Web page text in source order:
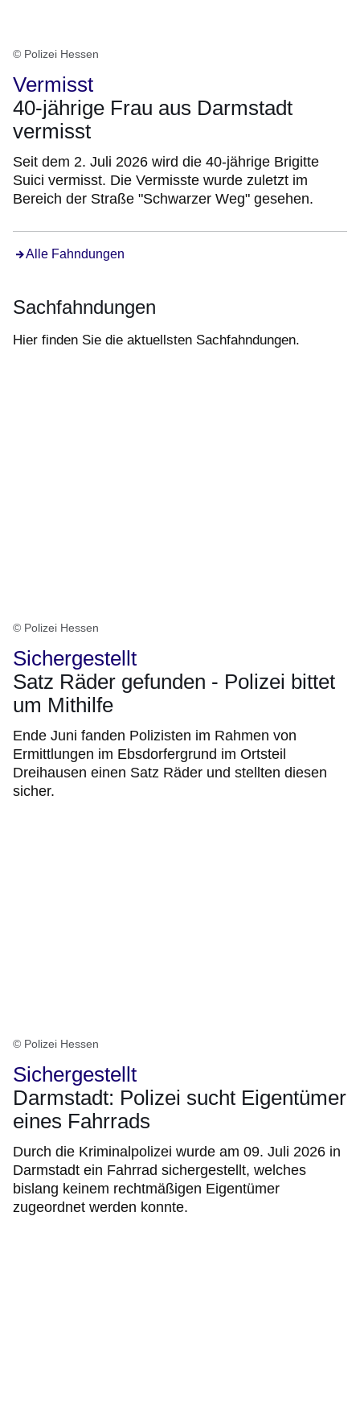
© Polizei Hessen
Vermisst
40-jährige Frau aus Darmstadt
vermisst
Seit dem 2. Juli 2026 wird die 40-jährige Brigitte
Suici vermisst. Die Vermisste wurde zuletzt im
Bereich der Straße "Schwarzer Weg" gesehen.
Alle Fahndungen
Sachfahndungen
Hier finden Sie die aktuellsten Sachfahndungen.
© Polizei Hessen
Sichergestellt
Satz Räder gefunden - Polizei bittet
um Mithilfe
Ende Juni fanden Polizisten im Rahmen von
Ermittlungen im Ebsdorfergrund im Ortsteil
Dreihausen einen Satz Räder und stellten diesen
sicher.
© Polizei Hessen
Sichergestellt
Darmstadt: Polizei sucht Eigentümer
eines Fahrrads
Durch die Kriminalpolizei wurde am 09. Juli 2026 in
Darmstadt ein Fahrrad sichergestellt, welches
bislang keinem rechtmäßigen Eigentümer
zugeordnet werden konnte.